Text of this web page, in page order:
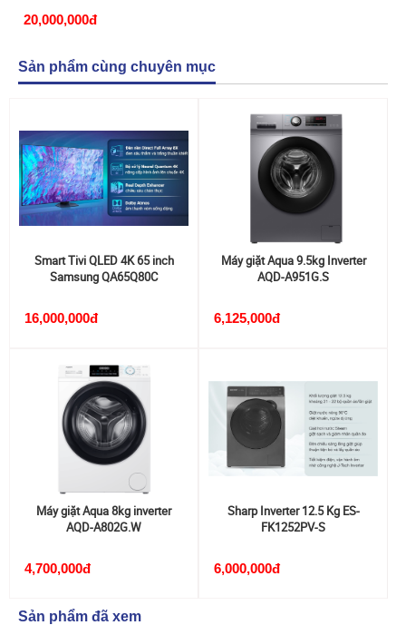
20,000,000đ
Sản phẩm cùng chuyên mục
Smart Tivi QLED 4K 65 inch
Samsung QA65Q80C
16,000,000đ
Máy giặt Aqua 9.5kg Inverter
AQD-A951G.S
6,125,000đ
Máy giặt Aqua 8kg inverter
AQD-A802G.W
4,700,000đ
Sharp Inverter 12.5 Kg ES-
FK1252PV-S
6,000,000đ
Sản phẩm đã xem